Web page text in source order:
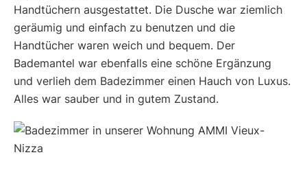
Handtüchern ausgestattet. Die Dusche war ziemlich
geräumig und einfach zu benutzen und die
Handtücher waren weich und bequem. Der
Bademantel war ebenfalls eine schöne Ergänzung
und verlieh dem Badezimmer einen Hauch von Luxus.
Alles war sauber und in gutem Zustand.